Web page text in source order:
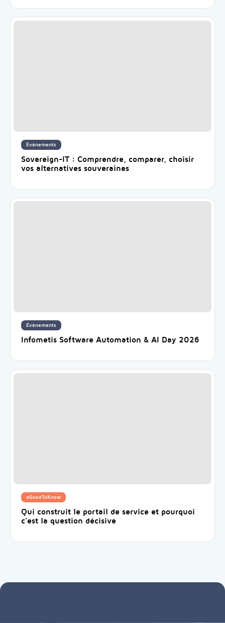
Évènements
Sovereign-IT : Comprendre, comparer, choisir
vos alternatives souveraines
Évènements
Infometis Software Automation & AI Day 2026
#GoodToKnow
Qui construit le portail de service et pourquoi
c’est la question décisive